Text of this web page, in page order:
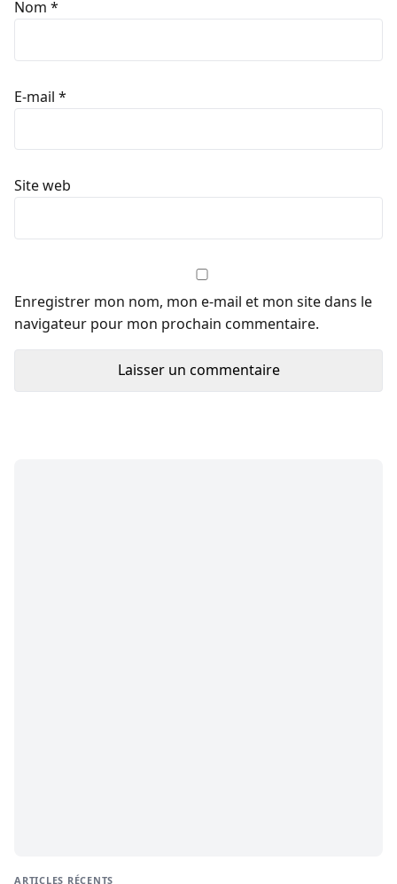
Nom *
E-mail *
Site web
Enregistrer mon nom, mon e-mail et mon site dans le
navigateur pour mon prochain commentaire.
ARTICLES RÉCENTS